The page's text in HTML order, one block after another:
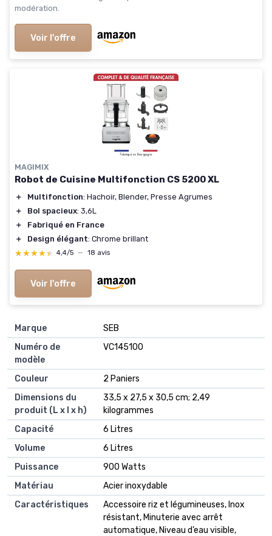
modération.
Voir l'offre
MAGIMIX
Robot de Cuisine Multifonction CS 5200 XL
＋ Multifonction: Hachoir, Blender, Presse Agrumes
＋
Bol spacieux: 3,6L
＋
Fabriqué en France
＋
Design élégant: Chrome brillant
★★★★★
★★★★★ 4,4/5 — 18 avis
Voir l'offre
Marque
‎SEB
Numéro de
modèle
‎VC145100
Couleur
‎2 Paniers
Dimensions du
produit (L x l x h)
‎33,5 x 27,5 x 30,5 cm; 2,49
kilogrammes
Capacité
‎6 Litres
Volume
‎6 Litres
Puissance
‎900 Watts
Matériau
‎Acier inoxydable
Caractéristiques
‎Accessoire riz et légumineuses, Inox
résistant, Minuterie avec arrêt
automatique, Niveau d’eau visible,